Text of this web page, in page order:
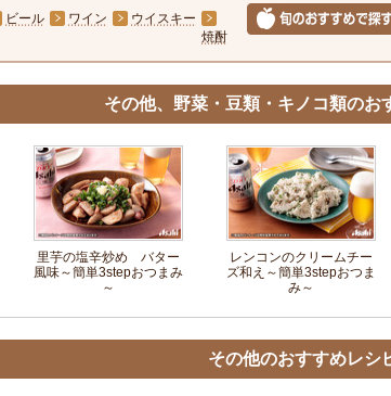
ビール ワイン
ウイスキー
焼酎
その他、野菜・豆類・キノコ類のお
里芋の塩辛炒め バター
風味～簡単3stepおつまみ
～
レンコンのクリームチー
ズ和え～簡単3stepおつま
み～
その他のおすすめレシ